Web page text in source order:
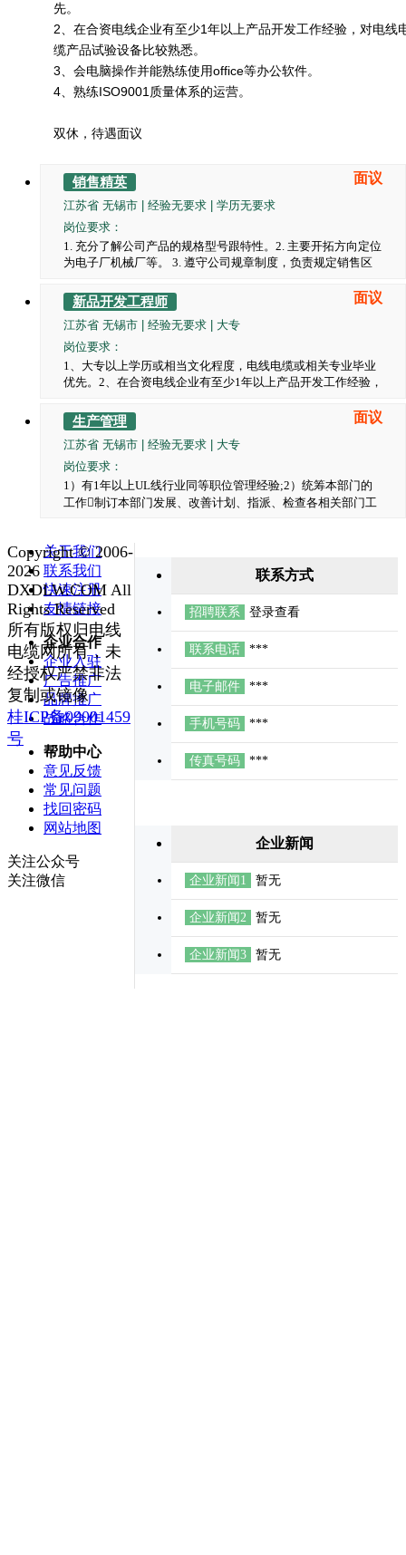
先。
2、在合资电线企业有至少1年以上产品开发工作经验，对电线
缆产品试验设备比较熟悉。
3、会电脑操作并能熟练使用office等办公软件。
4、熟练ISO9001质量体系的运营。
双休，待遇面议
面议
销售精英
江苏省 无锡市 | 经验无要求 | 学历无要求
岗位要求：
1. 充分了解公司产品的规格型号跟特性。2. 主要开拓方向定位
为电子厂机械厂等。 3. 遵守公司规章制度，负责规定销售区
馈，提出合理改进意见。 5. 遵守职业道德，保守商业机密。
双休，待遇面议
面议
新品开发工程师
江苏省 无锡市 | 经验无要求 | 大专
岗位要求：
1、大专以上学历或相当文化程度，电线电缆或相关专业毕业
优先。2、在合资电线企业有至少1年以上产品开发工作经验，
使用office等办公软件。4、熟练ISO9001质量体系的运营。双
休，待遇面议
面议
生产管理
江苏省 无锡市 | 经验无要求 | 大专
岗位要求：
1）有1年以上UL线行业同等职位管理经验;2）统筹本部门的
工作制订本部门发展、改善计划、指派、检查各相关部门工
联系方式
招聘联系 登录查看
联系电话 ***
电子邮件 ***
手机号码 ***
传真号码 ***
企业新闻
企业新闻1 暂无
企业新闻2 暂无
企业新闻3 暂无
关于我们
联系我们
快速注册
友情链接
企业合作
企业入驻
广告推广
品牌推广
战略合作
帮助中心
意见反馈
常见问题
找回密码
网站地图
关注公众号
关注微信
Copyright © 2006-
2026
DXDLW.COM All
Rights Reserved
所有版权归电线
电缆网所有，未
经授权严禁非法
复制或镜像
桂ICP备09001459
号